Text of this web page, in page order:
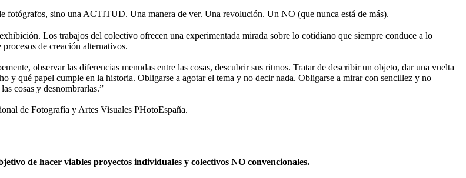
sino una ACTITUD. Una manera de ver. Una revolución. Un NO (que nunca está de más).
Los trabajos del colectivo ofrecen una experimentada mirada sobre lo cotidiano que siempre conduce a lo
de creación alternativos.
observar las diferencias menudas entre las cosas, descubrir sus ritmos. Tratar de describir un objeto, dar una vuelta
y qué papel cumple en la historia. Obligarse a agotar el tema y no decir nada. Obligarse a mirar con sencillez y no
cosas y desnombrarlas.”
de Fotografía y Artes Visuales PHotoEspaña.
de hacer viables proyectos individuales y colectivos NO convencionales.